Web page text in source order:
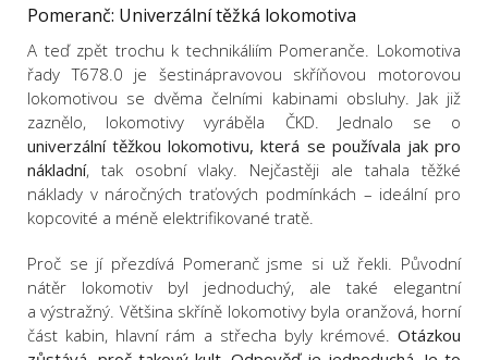
Pomeranč: Univerzální těžká lokomotiva
A teď zpět trochu k technikáliím Pomeranče. Lokomotiva
řady T678.0 je šestinápravovou skříňovou motorovou
lokomotivou se dvěma čelními kabinami obsluhy. Jak již
zaznělo, lokomotivy vyráběla ČKD. Jednalo se o
univerzální těžkou lokomotivu, která se používala jak pro
nákladní, tak osobní vlaky. Nejčastěji ale tahala těžké
náklady v náročných traťových podmínkách – ideální pro
kopcovité a méně elektrifikované tratě.
Proč se jí přezdívá Pomeranč jsme si už řekli. Původní
nátěr lokomotiv byl jednoduchý, ale také elegantní
a výstražný. Většina skříně lokomotivy byla oranžová, horní
část kabin, hlavní rám a střecha byly krémové. Otázkou